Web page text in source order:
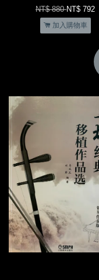
NT$ 880NT$ 792
加入購物車